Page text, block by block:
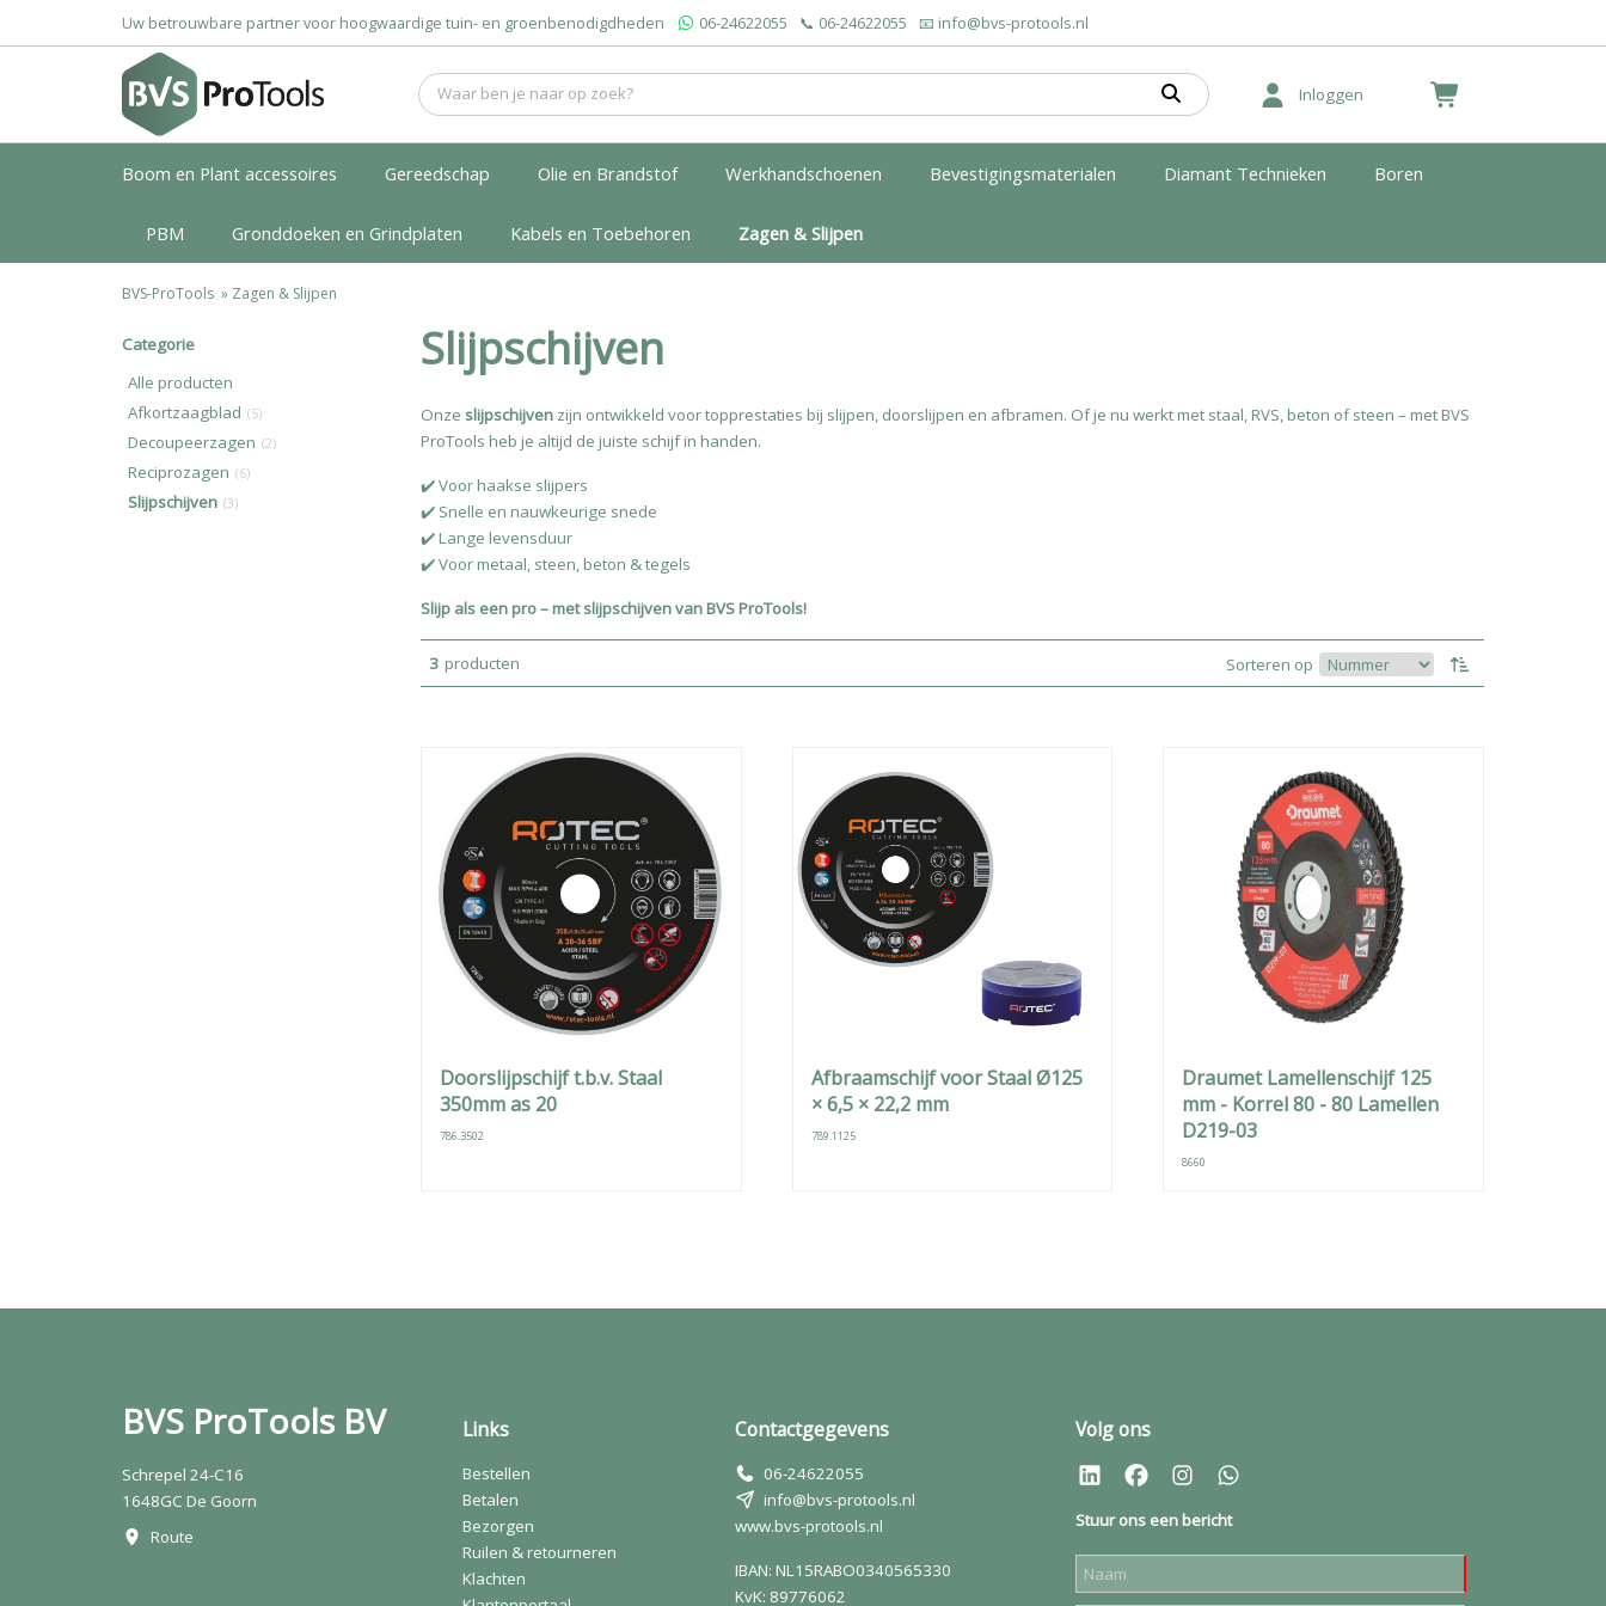
Uw betrouwbare partner voor hoogwaardige tuin- en groenbenodigdheden 06-24622055 📞 06-24622055 📧 info@bvs-protools.nl
Inloggen
Boom en Plant accessoires Gereedschap Olie en Brandstof Werkhandschoenen Bevestigingsmaterialen Diamant Technieken Boren
PBM Gronddoeken en Grindplaten Kabels en Toebehoren Zagen & Slijpen
BVS-ProTools » Zagen & Slijpen
Categorie
Alle producten
Afkortzaagblad (5)
Decoupeerzagen (2)
Reciprozagen (6)
Slijpschijven (3)
Slijpschijven
Onze slijpschijven zijn ontwikkeld voor topprestaties bij slijpen, doorslijpen en afbramen. Of je nu werkt met staal, RVS, beton of steen – met BVS
ProTools heb je altijd de juiste schijf in handen.
✔️ Voor haakse slijpers
✔️ Snelle en nauwkeurige snede
✔️ Lange levensduur
✔️ Voor metaal, steen, beton & tegels
Slijp als een pro – met slijpschijven van BVS ProTools!
3 producten Sorteren op
Doorslijpschijf t.b.v. Staal
350mm as 20
786.3502
Afbraamschijf voor Staal Ø125
× 6,5 × 22,2 mm
789.1125
Draumet Lamellenschijf 125
mm - Korrel 80 - 80 Lamellen
D219-03
8660
BVS ProTools BV
Schrepel 24-C16
1648GC De Goorn
Route
Links
Bestellen
Betalen
Bezorgen
Ruilen & retourneren
Klachten
Contactgegevens
06-24622055
info@bvs-protools.nl
www.bvs-protools.nl
IBAN: NL15RABO0340565330
KvK: 89776062
Volg ons
Stuur ons een bericht